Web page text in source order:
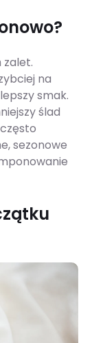
zalet.
na
smak.
ślad
sezonowe